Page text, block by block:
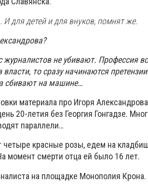
И для детей и для внуков, помнят же.
не убивают. Профессия
то сразу начинаются
сбивают на машине…
материала про Игоря
20-летия без Георгия Гонгадзе.
параллели…
красные розы, едем на
момент смерти отца ей было 16 лет.
на площадке Монополия Крона.